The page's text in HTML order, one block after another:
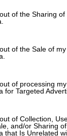
or usage
to Google and
specified
of the Sharing of
of the Sale of my
of processing my
for Targeted
of Collection,
and/or Sharing
that Is Unrelated
μαζί και
ακριβώς
είχε
μένα.
είχα μια
.